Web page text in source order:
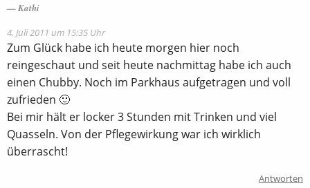
Kathi
4. Juli 2011 um 15:35 Uhr
Zum Glück habe ich heute morgen hier noch
reingeschaut und seit heute nachmittag habe ich auch
einen Chubby. Noch im Parkhaus aufgetragen und voll
zufrieden 🙂
Bei mir hält er locker 3 Stunden mit Trinken und viel
Quasseln. Von der Pflegewirkung war ich wirklich
überrascht!
Antworten